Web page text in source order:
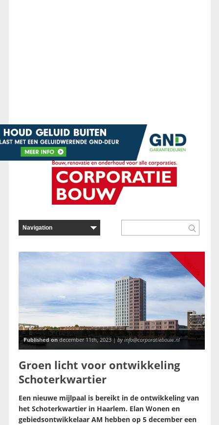
Nieuws
Published ondecember 11th, 2023 |by info@corporatiebouw.nl
Groen licht voor ontwikkeling
Schoterkwartier
Een nieuwe mijlpaal is bereikt in de ontwikkeling van
het Schoterkwartier in Haarlem. Elan Wonen en
gebiedsontwikkelaar AM hebben op 5 december een